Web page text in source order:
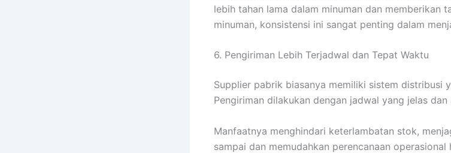
lebih tahan lama dalam minuman dan memberikan
minuman, konsistensi ini sangat penting dalam
6. Pengiriman Lebih Terjadwal dan Tepat Waktu
Supplier pabrik biasanya memiliki sistem distribusi
Pengiriman dilakukan dengan jadwal yang jelas dan
Manfaatnya menghindari keterlambatan stok,
sampai dan memudahkan perencanaan